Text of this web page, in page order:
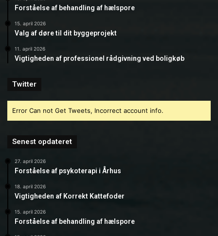
Forståelse af behandling af hælspore
15. april 2026
Valg af døre til dit byggeprojekt
11. april 2026
Vigtigheden af professionel rådgivning ved boligkøb
Twitter
Error Can not Get Tweets, Incorrect account info.
Senest opdateret
27. april 2026
Forståelse af psykoterapi i Århus
18. april 2026
Vigtigheden af Korrekt Kattefoder
15. april 2026
Forståelse af behandling af hælspore